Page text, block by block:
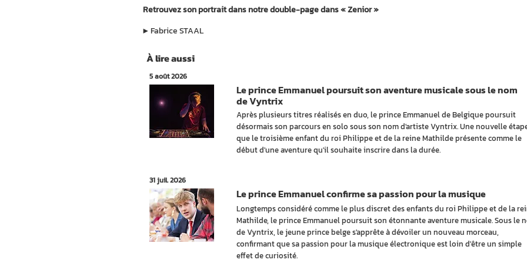
Retrouvez son portrait dans notre double-page dans « Zenior »
Fabrice STAAL
▶︎
À lire aussi
5 août 2026
Après plusieurs titres réalisés en duo, le prince Emmanuel de Belgique poursuit
désormais son parcours en solo sous son nom d'artiste Vyntrix. Une nouvelle
que le troisième enfant du roi Philippe et de la reine Mathilde présente comme le
début d'une aventure qu'il souhaite inscrire dans la durée.
Le prince Emmanuel poursuit son aventure musicale sous le nom
de Vyntrix
31 juil. 2026
Longtemps considéré comme le plus discret des enfants du roi Philippe et de la
Mathilde, le prince Emmanuel poursuit son étonnante aventure musicale. Sous le
de Vyntrix, le jeune prince belge s'apprête à dévoiler un nouveau morceau,
confirmant que sa passion pour la musique électronique est loin d'être un simple
effet de curiosité.
Le prince Emmanuel confirme sa passion pour la musique